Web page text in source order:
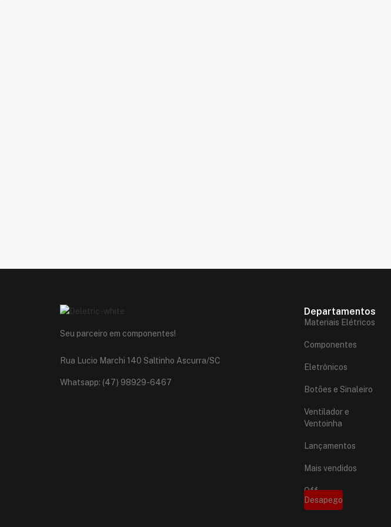
Seu parceiro em componentes!
Rua Lucio Marchi 140 Saltinho Ascurra/SC
Whatsapp: (47) 98929-6467
Departamentos
Materiais Elétricos
Componentes
Eletrônicos
Botões e Sinaleiro
Ventilador e
Ventoinha
Lançamentos
Mais vendidos
Off
Desapego